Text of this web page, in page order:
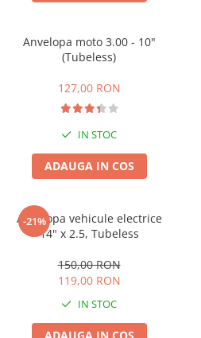
Anvelopa moto 3.00 - 10"
(Tubeless)
127,00 RON
IN STOC
ADAUGA IN COS
-21%
Anvelopa vehicule electrice
14" x 2.5, Tubeless
150,00 RON
119,00 RON
IN STOC